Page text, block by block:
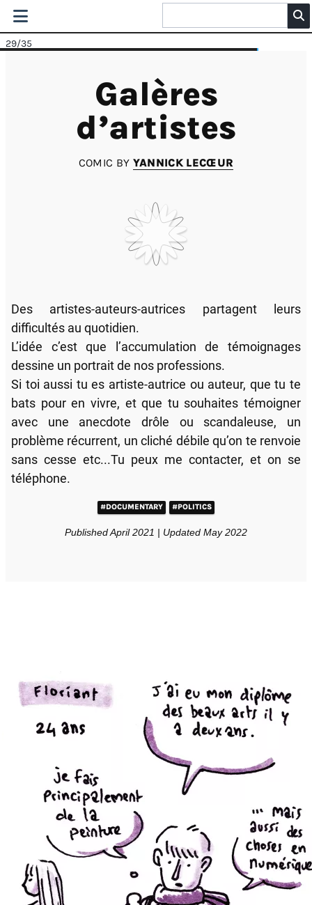
29/35
Galères
d’artistes
COMIC BY YANNICK LECŒUR
Des artistes-auteurs-autrices partagent leurs
difficultés au quotidien.
L’idée c’est que l’accumulation de témoignages
dessine un portrait de nos professions.
Si toi aussi tu es artiste-autrice ou auteur, que tu te
bats pour en vivre, et que tu souhaites témoigner
avec une anecdote drôle ou scandaleuse, un
problème récurrent, un cliché débile qu’on te renvoie
sans cesse etc...Tu peux me contacter, et on se
téléphone.
#DOCUMENTARY #POLITICS
Published April 2021 | Updated May 2022